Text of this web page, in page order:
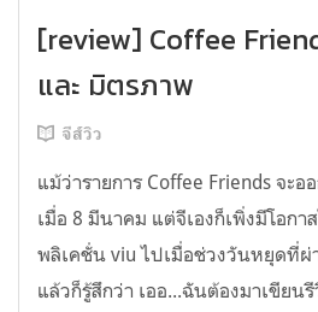
[review] Coffee
และ มิตรภาพ
จีส์วิว
แม้ว่ารายการ Coffee Friends จะ
เมื่อ 8 มีนาคม แต่จีเองก็เพิ่งมีโอก
พลิเคชั่น viu ไปเมื่อช่วงวันหยุดที่ผ่
แล้วก็รู้สึกว่า เออ...ฉันต้องมาเขียน